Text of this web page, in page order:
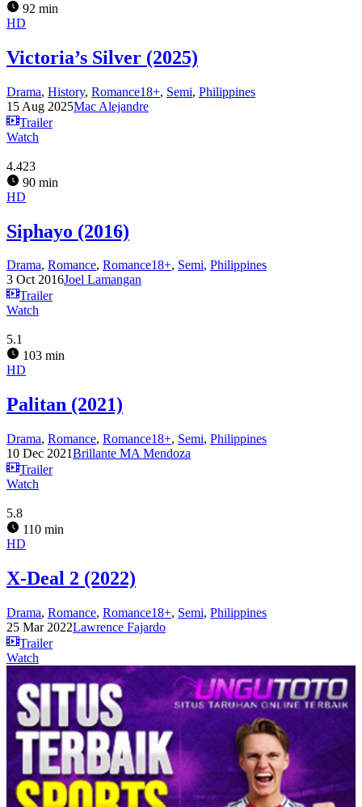
92 min
HD
Victoria’s Silver (2025)
Drama, History, Romance18+, Semi, Philippines
15 Aug 2025Mac Alejandre
Trailer
Watch
4.423
90 min
HD
Siphayo (2016)
Drama, Romance, Romance18+, Semi, Philippines
3 Oct 2016Joel Lamangan
Trailer
Watch
5.1
103 min
HD
Palitan (2021)
Drama, Romance, Romance18+, Semi, Philippines
10 Dec 2021Brillante MA Mendoza
Trailer
Watch
5.8
110 min
HD
X-Deal 2 (2022)
Drama, Romance, Romance18+, Semi, Philippines
25 Mar 2022Lawrence Fajardo
Trailer
Watch